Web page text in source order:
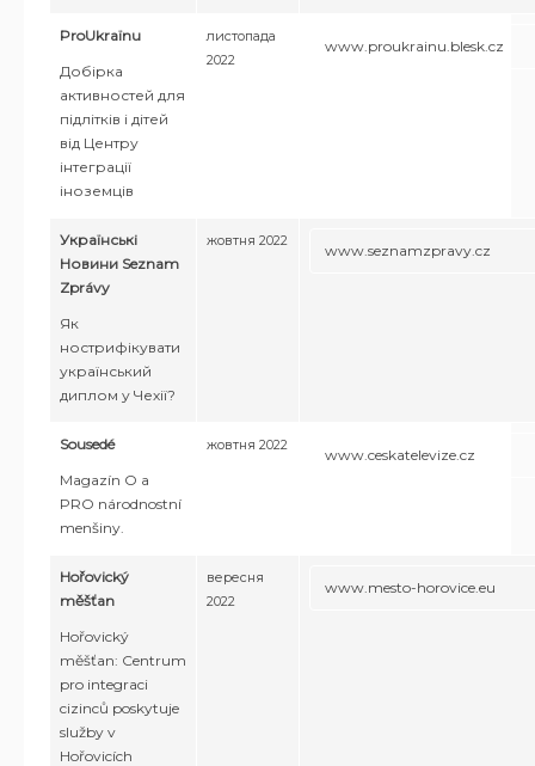
ProUkraїnu
Добірка
активностей для
підлітків і дітей
від Центру
інтеграції
іноземців
листопада
2022
www.proukrainu.blesk.cz
Українські
Новини Seznam
Zprávy
Як
нострифікувати
український
диплом у Чехії?
жовтня 2022
www.seznamzpravy.cz
Sousedé
Magazín O a
PRO národnostní
menšiny.
жовтня 2022
www.ceskatelevize.cz
Hořovický
měšťan
Hořovický
měšťan: Centrum
pro integraci
cizinců poskytuje
služby v
Hořovicích
вересня
2022
www.mesto-horovice.eu